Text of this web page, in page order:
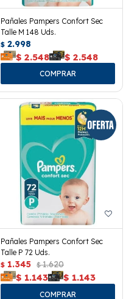
Pañales Pampers Confort Sec
Talle M 148 Uds.
$ 2.998
$ 2.548 $ 2.548
Pañales Pampers Confort Sec
Talle P 72 Uds.
$ 1.345 $ 1.620
$ 1.143 $ 1.143